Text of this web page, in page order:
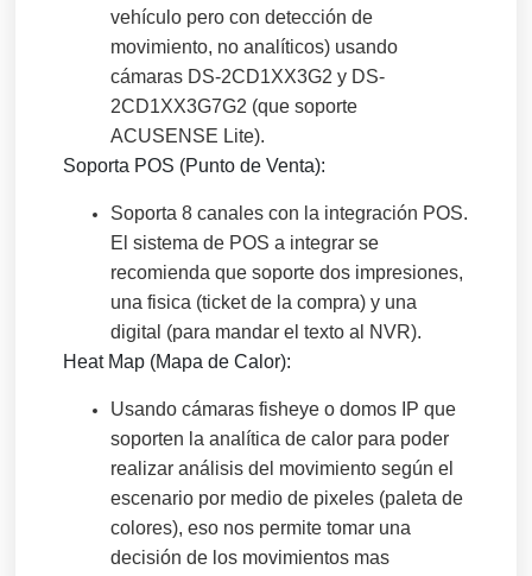
vehículo pero con detección de
movimiento, no analíticos) usando
cámaras DS-2CD1XX3G2 y DS-
2CD1XX3G7G2 (que soporte
ACUSENSE Lite).
Soporta POS (Punto de Venta):
Soporta 8 canales con la integración POS.
El sistema de POS a integrar se
recomienda que soporte dos impresiones,
una fisica (ticket de la compra) y una
digital (para mandar el texto al NVR).
Heat Map (Mapa de Calor):
Usando cámaras fisheye o domos IP que
soporten la analítica de calor para poder
realizar análisis del movimiento según el
escenario por medio de pixeles (paleta de
colores), eso nos permite tomar una
decisión de los movimientos mas